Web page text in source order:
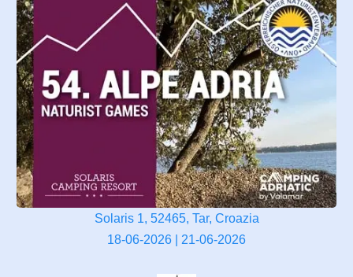
Solaris 1, 52465, Tar, Croazia
18-06-2026 | 21-06-2026